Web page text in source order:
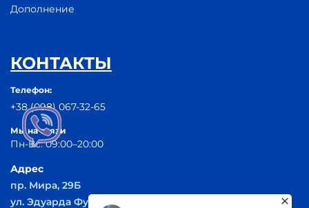
Дополнение
КОНТАКТЫ
Телефон:
+38 (098) 067-32-65
Мы на связи
Пн-Вс: 09:00–20:00
Адрес
пр. Мира, 29Б
ул. Эдуарда Фукса 55